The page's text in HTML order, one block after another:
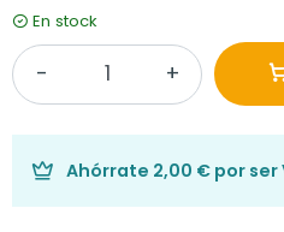
En stock
Ahórrate 2,00 € por ser